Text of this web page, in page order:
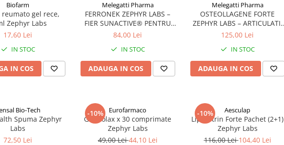
Biofarm
reumato gel rece,
Zephyr Labs
17,60 Lei
IN STOC
IN COS
Melegatti Pharma
FERRONEK ZEPHYR LABS –
FIER SUNACTIVE® PENTRU
ENERGIE SI IMUNITATE
84,00 Lei
IN STOC
ADAUGA IN COS
Melegatti Pharma
OSTEOLLAGENE FORTE
ZEPHYR LABS – ARTICULATII
SANATOASE SI MOBILITATE
125,00 Lei
IN STOC
ADAUGA IN COS
Bio-Tech
Spuma Zephyr
Labs
72,50 Lei
-10% Eurofarmaco
Gastrolax x 30 comprimate
Zephyr Labs
49,00 Lei44,10 Lei
-10% Aesculap
Lipoartrin Forte Pachet (2+1)
Zephyr Labs
116,00 Lei104,40 Lei